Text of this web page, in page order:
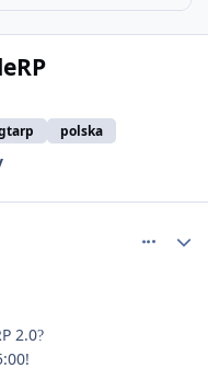
polska
2.0?